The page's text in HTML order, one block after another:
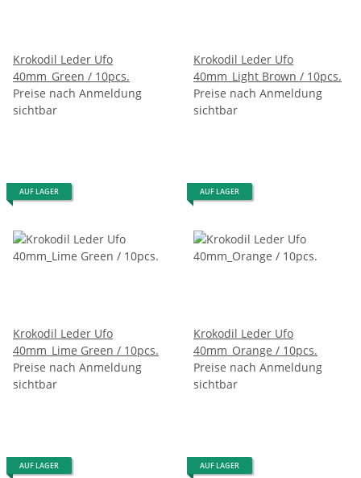
Krokodil Leder Ufo
40mm_Green / 10pcs.
Preise nach Anmeldung
sichtbar
Krokodil Leder Ufo
40mm_Light Brown / 10pcs.
Preise nach Anmeldung
sichtbar
AUF LAGER
Krokodil Leder Ufo
40mm_Lime Green / 10pcs.
Preise nach Anmeldung
sichtbar
AUF LAGER
Krokodil Leder Ufo
40mm_Orange / 10pcs.
Preise nach Anmeldung
sichtbar
AUF LAGER AUF LAGER